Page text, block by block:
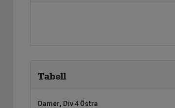
Tabell
Damer, Div 4 Östra